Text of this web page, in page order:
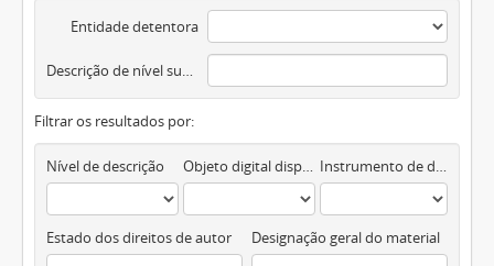
Entidade detentora
Descrição de nível superior
Filtrar os resultados por:
Nível de descrição Objeto digital disponível Instrumento de descrição documental
Estado dos direitos de autor Designação geral do material